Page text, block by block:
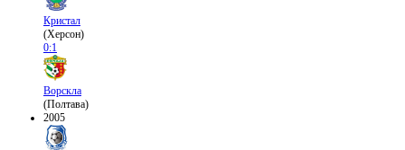
Кристал
(Херсон)
0:1
Ворскла
(Полтава)
2005